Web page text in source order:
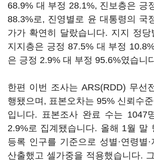
68.9% 대 부정 28.1%, 진보층은 긍
88.3%로, 진영별로 윤 대통령의 국
가가 확연히 달랐습니다. 지지 정당
지지층은 긍정 87.5% 대 부정
은 긍정 2.9% 대 부정 95.6%였습니
한편 이번 조사는 ARS(RDD) 무선
행됐으며, 표본오차는 95% 신뢰수
입니다. 표본조사 완료 수는 1047
2.9%로 집계됐습니다. 올해 1월 말
등록 인구를 기준으로 성별·연령별
산출했고 셀가중을 적용했습니다.